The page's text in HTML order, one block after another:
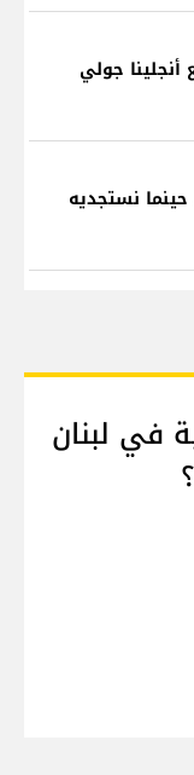
جولي
حينما نستجديه
في لبنان